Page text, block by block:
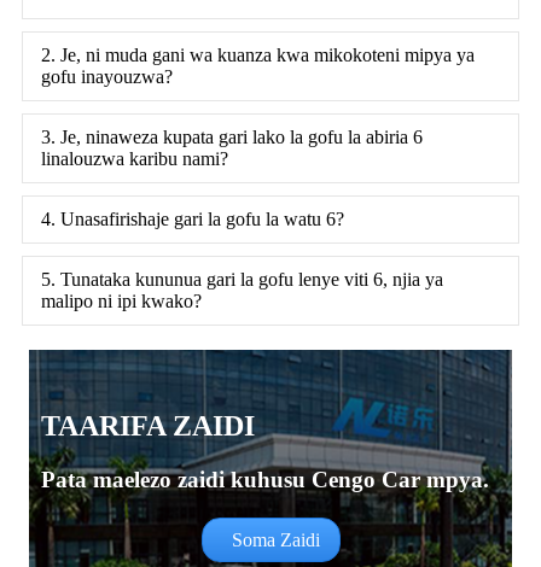
2. Je, ni muda gani wa kuanza kwa mikokoteni mipya ya
gofu inayouzwa?
3. Je, ninaweza kupata gari lako la gofu la abiria 6
linalouzwa karibu nami?
4. Unasafirishaje gari la gofu la watu 6?
5. Tunataka kununua gari la gofu lenye viti 6, njia ya
malipo ni ipi kwako?
TAARIFA ZAIDI
Pata maelezo zaidi kuhusu Cengo Car mpya.
Soma Zaidi